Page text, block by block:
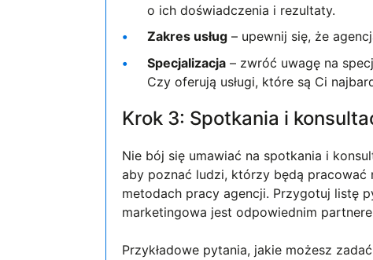
o ich doświadczenia i rezultaty.
Zakres usług – upewnij się, że
Specjalizacja – zwróć uwagę na
Czy oferują usługi, które są Ci
Krok 3: Spotkania i
Nie bój się umawiać na spotkania i
aby poznać ludzi, którzy będą
metodach pracy agencji. Przygotuj listę
marketingowa jest odpowiednim
Przykładowe pytania, jakie możesz